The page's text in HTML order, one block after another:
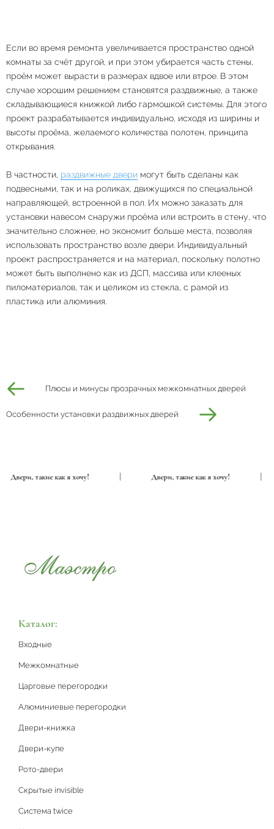
Если во время ремонта увеличивается пространство одной
комнаты за счёт другой, и при этом убирается часть стены,
проём может вырасти в размерах вдвое или втрое. В этом
случае хорошим решением становятся раздвижные, а также
складывающиеся книжкой либо гармошкой системы. Для этого
проект разрабатывается индивидуально, исходя из ширины и
высоты проёма, желаемого количества полотен, принципа
открывания.
В частности, раздвижные двери могут быть сделаны как
подвесными, так и на роликах, движущихся по специальной
направляющей, встроенной в пол. Их можно заказать для
установки навесом снаружи проёма или встроить в стену, что
значительно сложнее, но экономит больше места, позволяя
использовать пространство возле двери. Индивидуальный
проект распространяется и на материал, поскольку полотно
может быть выполнено как из ДСП, массива или клееных
пиломатериалов, так и целиком из стекла, с рамой из
пластика или алюминия.
Плюсы и минусы прозрачных межкомнатных дверей
Особенности установки раздвижных дверей
Двери, такие как я хочу! Двери, такие как я хочу!
Каталог:
Входные
Межкомнатные
Царговые перегородки
Алюминиевые перегородки
Двери-книжка
Двери-купе
Рото-двери
Скрытые invisible
Система twice